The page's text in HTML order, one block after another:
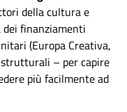
della cultura e
finanziamenti
(Europa Creativa,
strutturali – per capire
più facilmente ad